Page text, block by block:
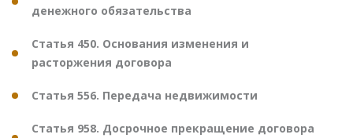
денежного обязательства
Статья 450. Основания изменения и
расторжения договора
Статья 556. Передача недвижимости
Статья 958. Досрочное прекращение договора